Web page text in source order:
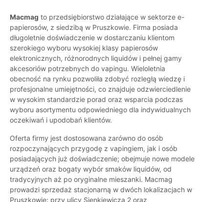
Macmag to przedsiębiorstwo działające w sektorze e-
papierosów, z siedzibą w Pruszkowie. Firma posiada
długoletnie doświadczenie w dostarczaniu klientom
szerokiego wyboru wysokiej klasy papierosów
elektronicznych, różnorodnych liquidów i pełnej gamy
akcesoriów potrzebnych do vapingu. Wieloletnia
obecność na rynku pozwoliła zdobyć rozległą wiedzę i
profesjonalne umiejętności, co znajduje odzwierciedlenie
w wysokim standardzie porad oraz wsparcia podczas
wyboru asortymentu odpowiedniego dla indywidualnych
oczekiwań i upodobań klientów.
Oferta firmy jest dostosowana zarówno do osób
rozpoczynających przygodę z vapingiem, jak i osób
posiadających już doświadczenie; obejmuje nowe modele
urządzeń oraz bogaty wybór smaków liquidów, od
tradycyjnych aż po oryginalne mieszanki. Macmag
prowadzi sprzedaż stacjonarną w dwóch lokalizacjach w
Pruszkowie: przy ulicy Sienkiewicza 2 oraz